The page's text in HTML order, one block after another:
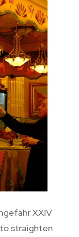
XXIV
straighten